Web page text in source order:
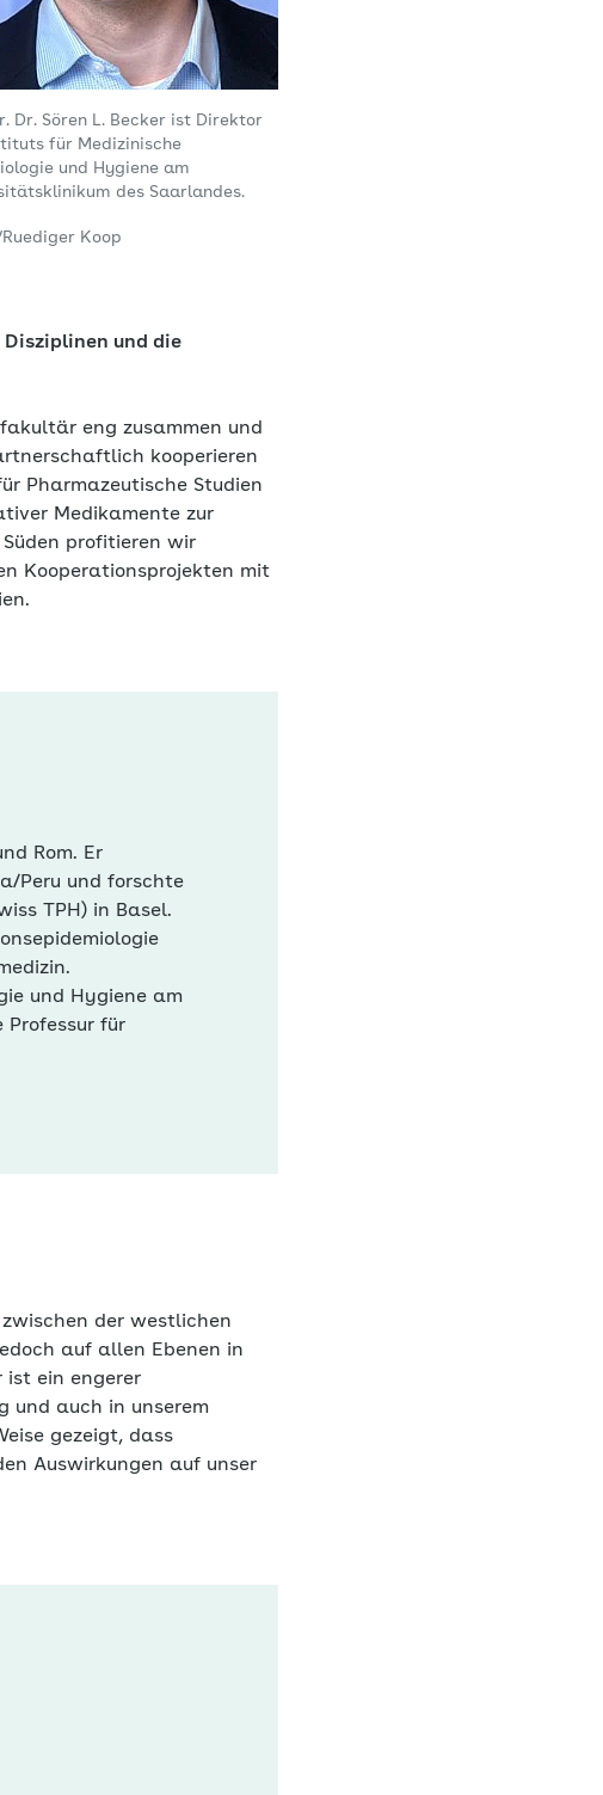
Dr. Sören L. Becker ist Direktor
für Medizinische
und Hygiene am
des Saarlandes.
Koop
und die
eng zusammen und
kooperieren
Pharmazeutische Studien
Medikamente zur
profitieren wir
Kooperationsprojekten mit
Rom. Er
Peru und forschte
TPH) in Basel.
und Hygiene am
Professur für
der westlichen
auf allen Ebenen in
ist ein engerer
und auch in unserem
gezeigt, dass
Auswirkungen auf unser